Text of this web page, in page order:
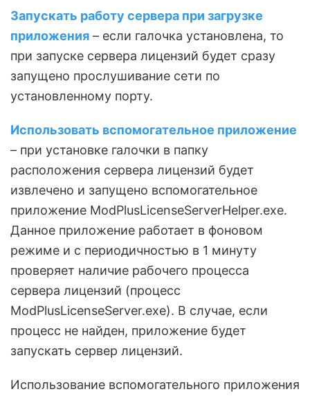
Запускать работу сервера при загрузке
приложения – если галочка установлена, то
при запуске сервера лицензий будет сразу
запущено прослушивание сети по
установленному порту.
Использовать вспомогательное приложение
– при установке галочки в папку
расположения сервера лицензий будет
извлечено и запущено вспомогательное
приложение ModPlusLicenseServerHelper.exe.
Данное приложение работает в фоновом
режиме и с периодичностью в 1 минуту
проверяет наличие рабочего процесса
сервера лицензий (процесс
ModPlusLicenseServer.exe). В случае, если
процесс не найден, приложение будет
запускать сервер лицензий.
Использование вспомогательного приложения